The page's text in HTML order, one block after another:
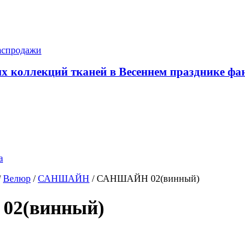
коллекций тканей в Весеннем празднике
Велюр / САНШАЙН / САНШАЙН 02(винный)